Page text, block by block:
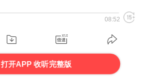
08:52
打开APP 收听完整版